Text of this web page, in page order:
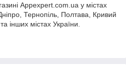
Appexpert.com.ua у містах
Тернопіль, Полтава, Кривий
інших містах України.